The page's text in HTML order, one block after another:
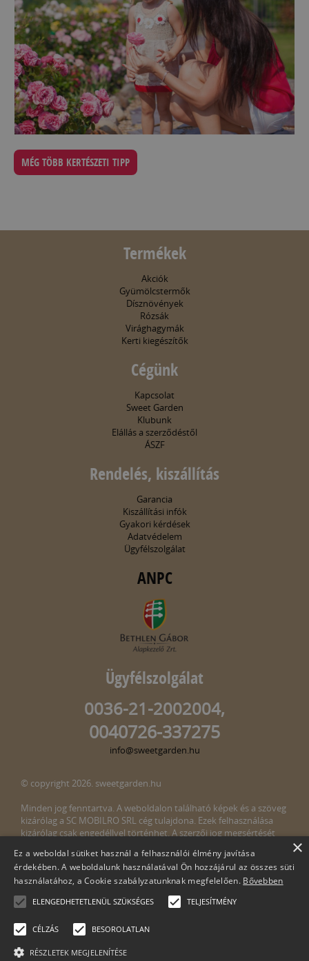
MÉG TÖBB KERTÉSZETI TIPP
Termékek
Akciók
Gyümölcstermők
Dísznövények
Rózsák
Virághagymák
Kerti kiegészítők
Cégünk
Kapcsolat
Sweet Garden
Klubunk
Elállás a szerződéstől
ÁSZF
Rendelés, kiszállítás
Garancia
Kiszállítási infók
Gyakori kérdések
Adatvédelem
Ügyfélszolgálat
ANPC
Ügyfélszolgálat
0036-21-2002004,
0040726-337275
info@sweetgarden.hu
© copyright 2026. sweetgarden.hu
Minden jog fenntartva. A weboldalon található képek és a szöveg
kizárólag a SC MOBILRO SRL cég tulajdona. Ezek felhasználása
kizárólag csak engedéllyel történhet. A szerzői jog megsértését
megsértését észlelné, kérjük, jelezze ezt felénk a következő e-mail
címen:info@sweetgarden.hu
×
Ez a weboldal sütiket használ a felhasználói élmény javítása
érdekében. A weboldalunk használatával Ön hozzájárul az összes süti
használatához, a Cookie szabályzatunknak megfelelően. Bővebben
ELENGEDHETETLENÜL SZÜKSÉGES TELJESÍTMÉNY
CÉLZÁS BESOROLATLAN
RÉSZLETEK MEGJELENÍTÉSE